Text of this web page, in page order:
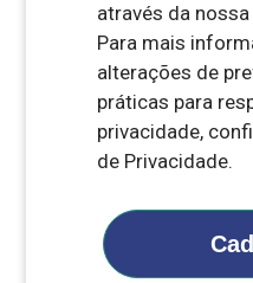
através da
Para mais
alterações de
práticas para
privacidade,
de Privacidade.